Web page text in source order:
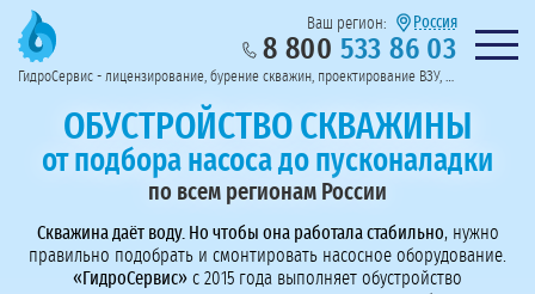
Предоставим полный пакет документов
Пригласить в тендер
Колл-центр на связи с 9:00 до 19:00
Перезвоните мне!
Ваш регион: Россия
8 800 533 86 03 Нужна
ГидроСервис - лицензирование, бурение скважин, проектирование ВЗУ, системы водоподготовки
ОБУСТРОЙСТВО СКВАЖИНЫ
от подбора насоса до пусконаладки
по всем регионам России
Скважина даёт воду. Но чтобы она работала стабильно, нужно
правильно подобрать и смонтировать насосное оборудование.
«ГидроСервис» с 2015 года выполняет обустройство